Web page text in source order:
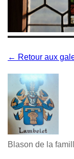
← Retour aux
Blason de la